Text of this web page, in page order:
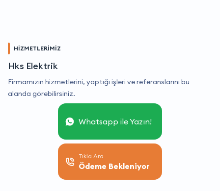
HİZMETLERİMİZ
Hks Elektrik
Firmamızın hizmetlerini, yaptığı işleri ve referanslarını bu
alanda görebilirsiniz.
Whatsapp ile Yazın!
Tıkla Ara
Ödeme Bekleniyor